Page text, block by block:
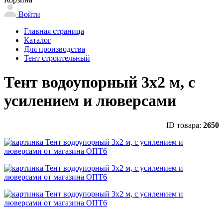
Войти
Главная страница
Каталог
Для производства
Тент строительный
Тент водоупорный 3х2 м, с
усилением и люверсами
ID товара: 2650